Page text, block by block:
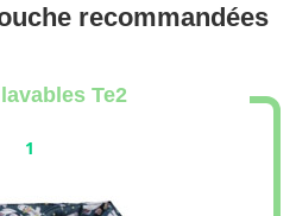
recommandées
Te2
1